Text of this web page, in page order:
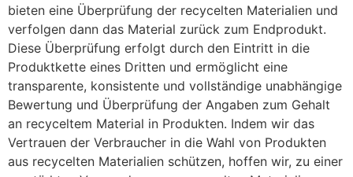
bieten eine Überprüfung der recycelten Materialien und
verfolgen dann das Material zurück zum Endprodukt.
Diese Überprüfung erfolgt durch den Eintritt in die
Produktkette eines Dritten und ermöglicht eine
transparente, konsistente und vollständige unabhängige
Bewertung und Überprüfung der Angaben zum Gehalt
an recyceltem Material in Produkten. Indem wir das
Vertrauen der Verbraucher in die Wahl von Produkten
aus recycelten Materialien schützen, hoffen wir, zu einer